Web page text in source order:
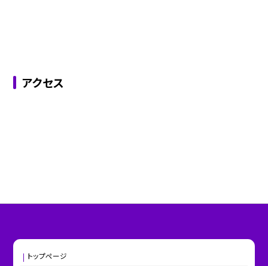
アクセス
トップページ